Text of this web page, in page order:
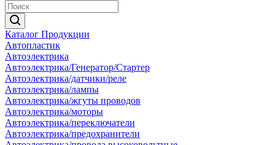
Каталог Продукции
Автопластик
Автоэлектрика
Автоэлектрика/Генератор/Стартер
Автоэлектрика/датчики/реле
Автоэлектрика/лампы
Автоэлектрика/жгуты проводов
Автоэлектрика/моторы
Автоэлектрика/переключатели
Автоэлектрика/предохранители